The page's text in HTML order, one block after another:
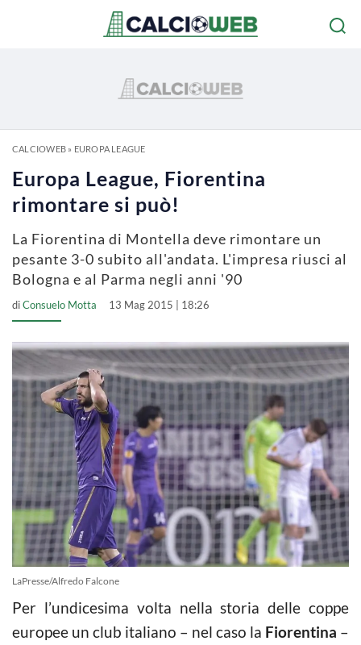
CALCIOWEB» EUROPA LEAGUE
Europa League, Fiorentina
rimontare si può!
La Fiorentina di Montella deve rimontare un
pesante 3-0 subito all'andata. L'impresa riusci al
Bologna e al Parma negli anni '90
diConsuelo Motta 13 Mag 2015 | 18:26
LaPresse/Alfredo Falcone
Per l’undicesima volta nella storia delle coppe
europee un club italiano – nel caso la Fiorentina –